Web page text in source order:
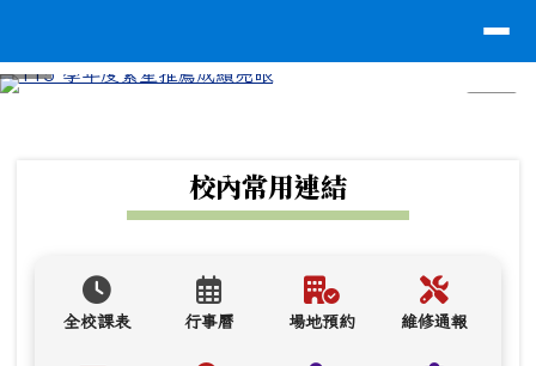
校內常用連結
全校課表 行事曆 場地預約 維修通報